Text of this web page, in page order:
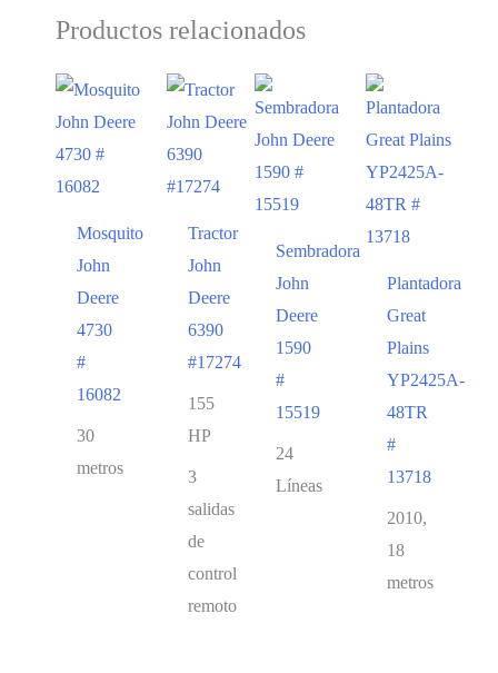
Productos relacionados
Mosquito
John
Deere
4730
#
16082
30
metros
Tractor
John
Deere
6390
#17274
155
HP
3
salidas
de
control
remoto
Sembradora
John
Deere
1590
#
15519
24
Líneas
Plantadora
Great
Plains
YP2425A-
48TR
#
13718
2010,
18
metros